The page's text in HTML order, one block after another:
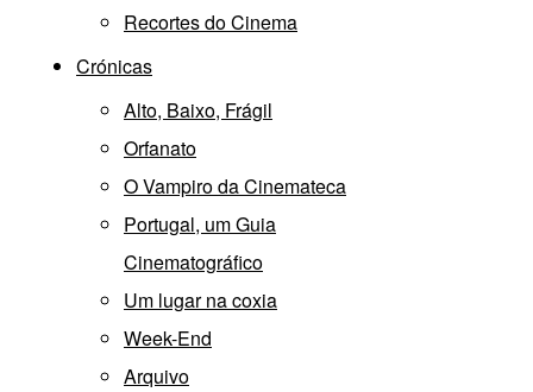
Recortes do Cinema
Crónicas
Alto, Baixo, Frágil
Orfanato
O Vampiro da Cinemateca
Portugal, um Guia
Cinematográfico
Um lugar na coxia
Week-End
Arquivo